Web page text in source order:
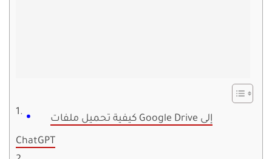
كيفية تحميل ملفات Google Drive إلى
ChatGPT